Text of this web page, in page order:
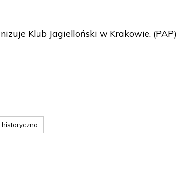
Klub Jagielloński w Krakowie. (PAP)
historyczna